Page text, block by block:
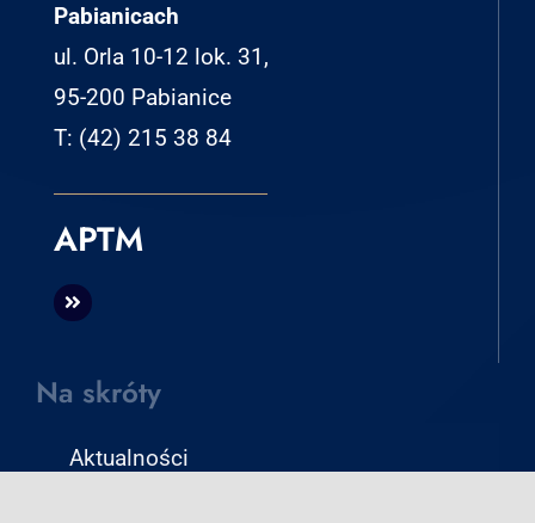
Pabianicach
ul. Orla 10-12 lok. 31,
95-200 Pabianice
T: (42) 215 38 84
APTM
Na skróty
Aktualności